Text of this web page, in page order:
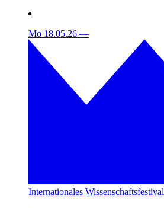
Mo 18.05.26 —
Internationales Wissenschaftsfestival